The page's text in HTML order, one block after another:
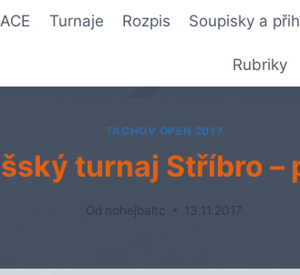
Turnaje Rozpis Soupisky a
Rubriky
TACHOV OPEN 2017
turnaj Stříbro –
Od nohejbaltc 13.11.2017